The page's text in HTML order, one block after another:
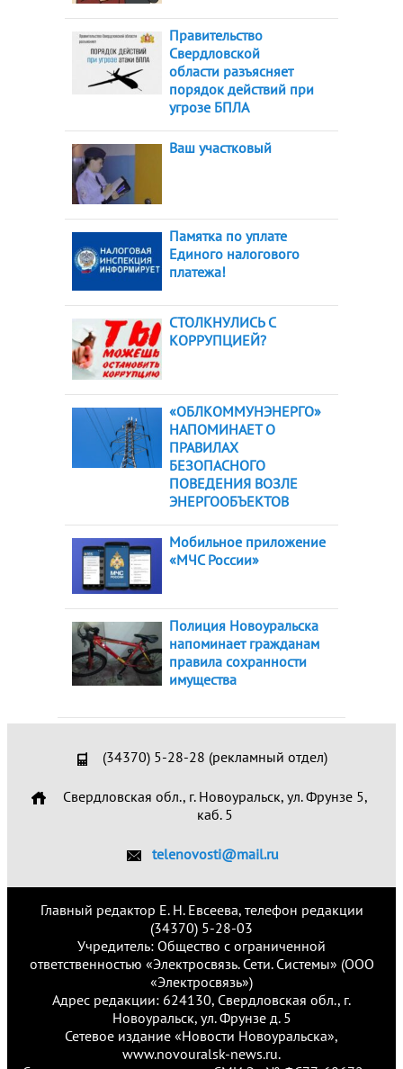
Правительство
Свердловской
области разъясняет
порядок действий при
угрозе БПЛА
Ваш участковый
Памятка по уплате
Единого налогового
платежа!
СТОЛКНУЛИСЬ С
КОРРУПЦИЕЙ?
«ОБЛКОММУНЭНЕРГО»
НАПОМИНАЕТ О
ПРАВИЛАХ
БЕЗОПАСНОГО
ПОВЕДЕНИЯ ВОЗЛЕ
ЭНЕРГООБЪЕКТОВ
Мобильное приложение
«МЧС России»
Полиция Новоуральска
напоминает гражданам
правила сохранности
имущества
(34370) 5-28-28 (рекламный отдел)
Свердловская обл., г. Новоуральск, ул. Фрунзе 5,
каб. 5
telenovosti@mail.ru
Главный редактор Е. Н. Евсеева, телефон редакции
(34370) 5-28-03
Учредитель: Общество с ограниченной
ответственностью «Электросвязь. Сети. Системы» (ООО
«Электросвязь»)
Адрес редакции: 624130, Свердловская обл., г.
Новоуральск, ул. Фрунзе д. 5
Сетевое издание «Новости Новоуральска»,
www.novouralsk-news.ru.